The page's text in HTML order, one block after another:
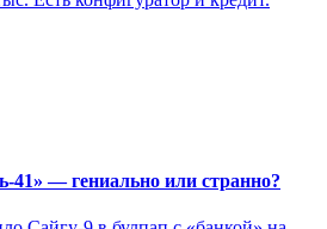
41» — гениально или странно?